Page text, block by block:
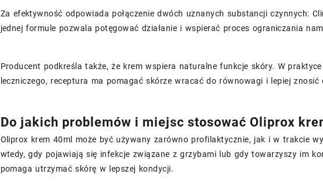
Za efektywność odpowiada połączenie dwóch uznanych substancji czynnych:
jednej formule pozwala potęgować działanie i wspierać proces ograniczania
Producent podkreśla także, że krem wspiera naturalne funkcje skóry. W
leczniczego, receptura ma pomagać skórze wracać do równowagi i lepiej znosić
Do jakich problemów i miejsc stosować Oliprox
Oliprox krem 40ml może być używany zarówno profilaktycznie, jak i w trakcie
wtedy, gdy pojawiają się infekcje związane z grzybami lub gdy towarzyszy im
pomaga utrzymać skórę w lepszej kondycji.